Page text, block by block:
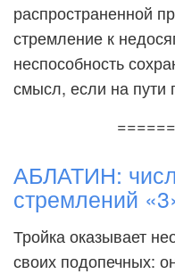
распространенной
стремление к
неспособность
смысл, если на пути
АБЛАТИН:
стремлений
Тройка оказывает
своих подопечных: